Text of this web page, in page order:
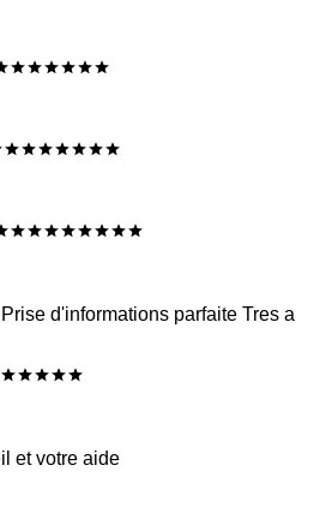
d'informations parfaite Tres a
et votre aide